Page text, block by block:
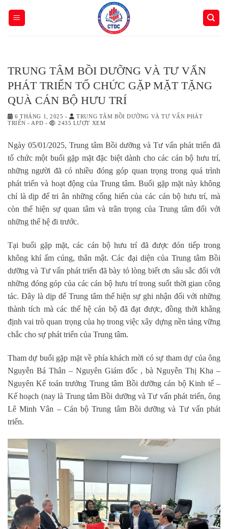
TRUNG TÂM BỒI DƯỠNG VÀ TƯ VẤN
PHÁT TRIỂN TỔ CHỨC GẶP MẶT TẶNG
QUÀ CÁN BỘ HƯU TRÍ
6 THÁNG 1, 2025 -
TRUNG TÂM BỒI DƯỠNG VÀ TƯ VẤN PHÁT
TRIỂN - APD - 2435 LƯỢT XEM
Ngày 05/01/2025, Trung tâm Bồi dưỡng và Tư vấn phát triển đã
tổ chức một buổi gặp mặt đặc biệt dành cho các cán bộ hưu trí,
những người đã có nhiều đóng góp quan trọng trong quá trình
phát triển và hoạt động của Trung tâm. Buổi gặp mặt này không
chỉ là dịp để tri ân những cống hiến của các cán bộ hưu trí, mà
còn thể hiện sự quan tâm và trân trọng của Trung tâm đối với
những thế hệ đi trước.
Tại buổi gặp mặt, các cán bộ hưu trí đã được đón tiếp trong
không khí ấm cúng, thân mật. Các đại diện của Trung tâm Bồi
dưỡng và Tư vấn phát triển đã bày tỏ lòng biết ơn sâu sắc đối với
những đóng góp của các cán bộ hưu trí trong suốt thời gian công
tác. Đây là dịp để Trung tâm thể hiện sự ghi nhận đối với những
thành tích mà các thế hệ cán bộ đã đạt được, đồng thời khẳng
định vai trò quan trọng của họ trong việc xây dựng nền tảng vững
chắc cho sự phát triển của Trung tâm.
Tham dự buổi gặp mặt về phía khách mời có sự tham dự của ông
Nguyễn Bá Thân – Nguyên Giám đốc , bà Nguyễn Thị Kha –
Nguyên Kế toán trưởng Trung tâm Bồi dưỡng cán bộ Kinh tế –
Kế hoạch (nay là Trung tâm Bồi dưỡng và Tư vấn phát triển, ông
Lê Minh Vân – Cán bộ Trung tâm Bồi dưỡng và Tư vấn phát
triển.